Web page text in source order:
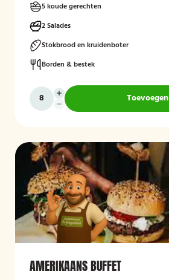
5 koude gerechten
2 Salades
Stokbrood en kruidenboter
Borden & bestek
Toevoegen
AMERIKAANS BUFFET